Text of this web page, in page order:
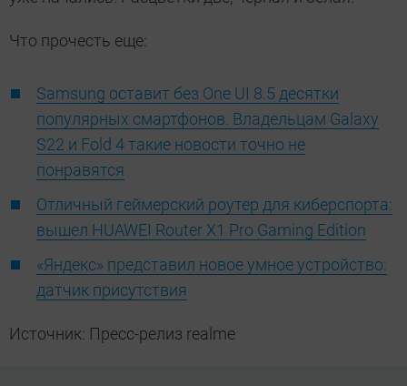
Что прочесть еще:
Samsung оставит без One UI 8.5 десятки
популярных смартфонов. Владельцам Galaxy
S22 и Fold 4 такие новости точно не
понравятся
Отличный геймерский роутер для киберспорта:
вышел HUAWEI Router X1 Pro Gaming Edition
«Яндекс» представил новое умное устройство:
датчик присутствия
Источник: Пресс-релиз realme